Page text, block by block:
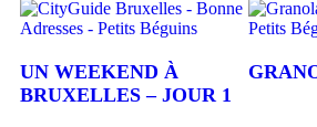
UN WEEKEND À
BRUXELLES – JOUR 1